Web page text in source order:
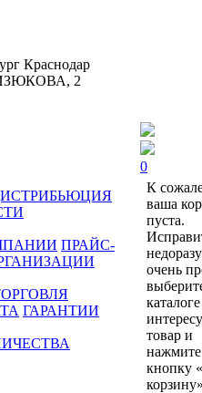
Краснодар
2
ПРАЙС-
ГАРАНТИИ
0
К
ваша
пуста.
очень
каталоге
товар и
нажмите
кнопку